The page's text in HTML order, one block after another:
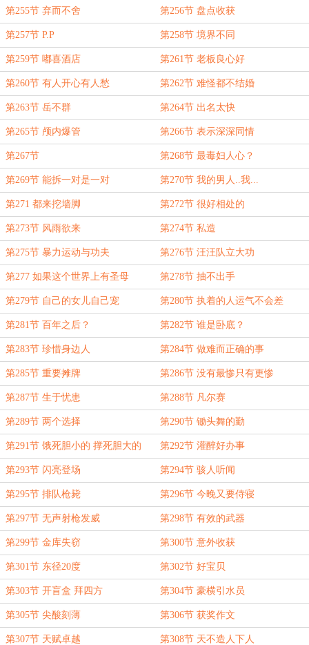
第255节 弃而不舍 第256节 盘点收获
第257节 P.P 第258节 境界不同
第259节 嘟喜酒店 第261节 老板良心好
第260节 有人开心有人愁 第262节 难怪都不结婚
第263节 岳不群 第264节 出名太快
第265节 颅内爆管 第266节 表示深深同情
第267节 第268节 最毒妇人心？
第269节 能拆一对是一对 第270节 我的男人..我...
第271 都来挖墙脚 第272节 很好相处的
第273节 风雨欲来 第274节 私造
第275节 暴力运动与功夫 第276节 汪汪队立大功
第277 如果这个世界上有圣母 第278节 抽不出手
第279节 自己的女儿自己宠 第280节 执着的人运气不会差
第281节 百年之后？ 第282节 谁是卧底？
第283节 珍惜身边人 第284节 做难而正确的事
第285节 重要摊牌 第286节 没有最惨只有更惨
第287节 生于忧患 第288节 凡尔赛
第289节 两个选择 第290节 锄头舞的勤
第291节 饿死胆小的 撑死胆大的 第292节 灌醉好办事
第293节 闪亮登场 第294节 骇人听闻
第295节 排队枪毙 第296节 今晚又要侍寝
第297节 无声射枪发威 第298节 有效的武器
第299节 金库失窃 第300节 意外收获
第301节 东径20度 第302节 好宝贝
第303节 开盲盒 拜四方 第304节 豪横引水员
第305节 尖酸刻薄 第306节 获奖作文
第307节 天赋卓越 第308节 天不造人下人